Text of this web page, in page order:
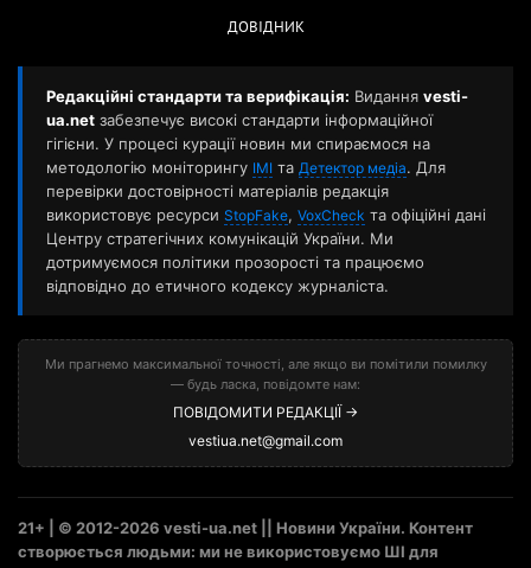
ДОВІДНИК
Редакційні стандарти та верифікація: Видання vesti-
ua.net забезпечує високі стандарти інформаційної
гігієни. У процесі курації новин ми спираємося на
методологію моніторингу ІМІ та Детектор медіа. Для
перевірки достовірності матеріалів редакція
використовує ресурси StopFake, VoxCheck та офіційні дані
Центру стратегічних комунікацій України. Ми
дотримуємося політики прозорості та працюємо
відповідно до етичного кодексу журналіста.
Ми прагнемо максимальної точності, але якщо ви помітили помилку
— будь ласка, повідомте нам:
ПОВІДОМИТИ РЕДАКЦІЇ →
vestiua.net@gmail.com
21+ | © 2012-2026 vesti-ua.net || Новини України. Контент
створюється людьми: ми не використовуємо ШІ для